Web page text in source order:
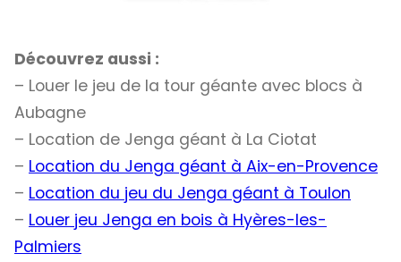
Découvrez aussi :
– Louer le jeu de la tour géante avec blocs à
Aubagne
– Location de Jenga géant à La Ciotat
– Location du Jenga géant à Aix-en-Provence
– Location du jeu du Jenga géant à Toulon
– Louer jeu Jenga en bois à Hyères-les-
Palmiers